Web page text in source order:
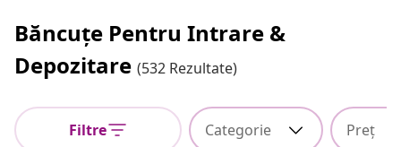
Băncuțe Pentru Intrare &
Depozitare (532 Rezultate)
Filtre Categorie Preț